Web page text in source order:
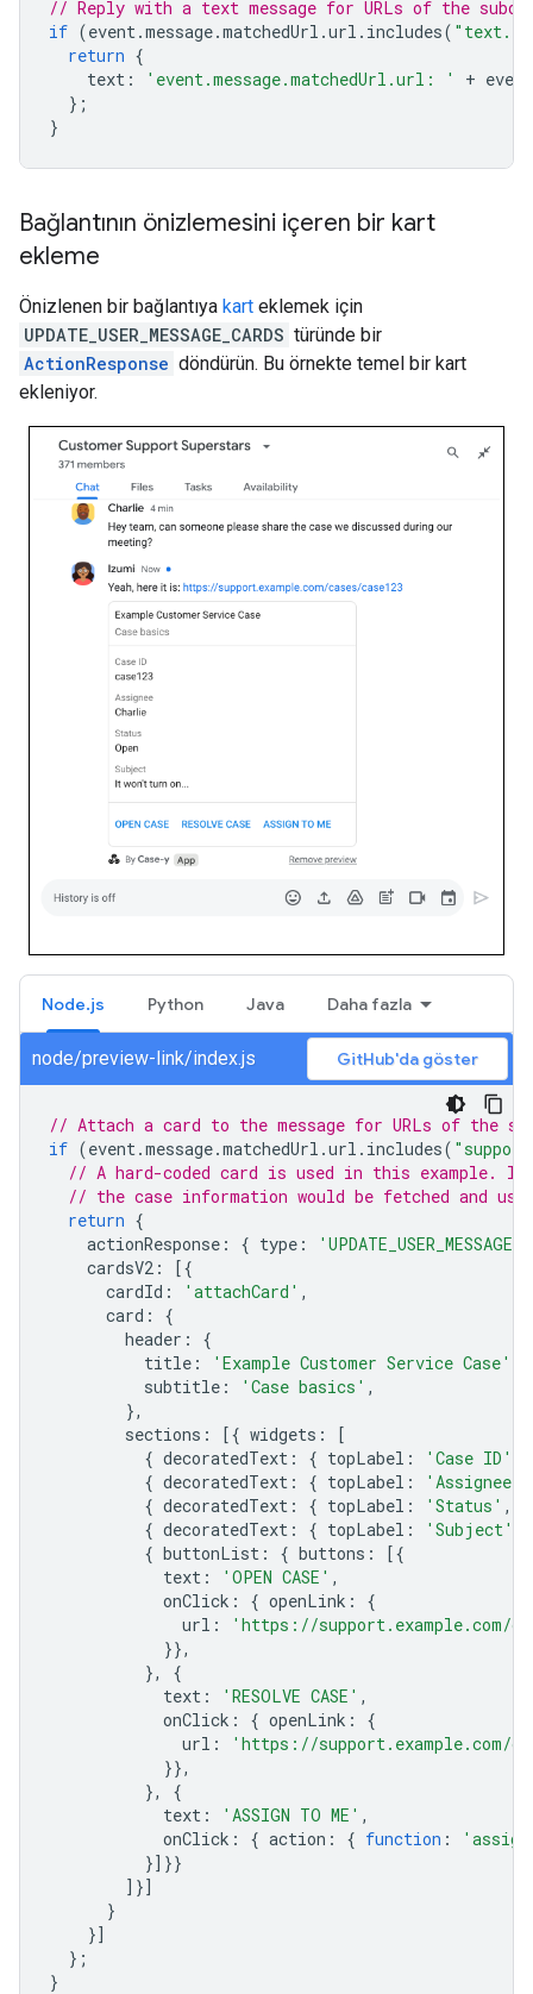
// Reply with a text message for URLs of the
if (event.message.matchedUrl .url . includes(
return {
text : 'event.message.matchedUrl.url: ' + event
};
}
Bağlantının önizlemesini içeren bir kart
ekleme
Önizlenen bir bağlantıya kart eklemek için
UPDATE_USER_MESSAGE_CARDS türünde bir
ActionResponse döndürün. Bu örnekte temel bir kart
ekleniyor.
Node.js Python Java Daha fazla
node/preview-link/index.js GitHub'da göster
// Attach a card to the message for URLs of the
if (event .message.matchedUrl .url . includes(
// A hard-coded card is used in this example.
// the case information would be fetched and
return {
actionResponse : { type :
cardsV2 :
[{
cardId : 'attachCard' ,
card :
{
header :
{
title : 'Example Customer Service Case'
subtitle : 'Case basics' ,
},
sections : [{ widgets :
[
{ decoratedText : { topLabel : 'Case ID'
{ decoratedText : { topLabel : 'Assignee'
{ decoratedText : { topLabel : 'Status' ,
{ decoratedText : { topLabel : 'Subject'
{ buttonList : { buttons :
[{
text : 'OPEN CASE' ,
onClick : { openLink :
{
url :
'https://support.example.com/
}},
},
{
text : 'RESOLVE CASE' ,
onClick : { openLink :
{
url :
'https://support.example.com/
}},
},
{
text : 'ASSIGN TO ME' ,
onClick : { action : { function :
}]}}
]}]
}
}]
};
}